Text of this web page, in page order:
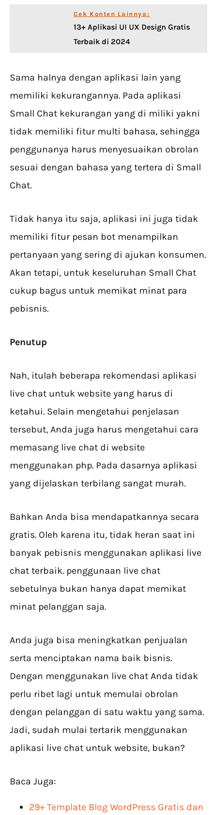
Cek Konten Lainnya:
13+ Aplikasi UI UX Design Gratis
Terbaik di 2024
Sama halnya dengan aplikasi lain yang
memiliki kekurangannya. Pada aplikasi
Small Chat kekurangan yang di miliki yakni
tidak memiliki fitur multi bahasa, sehingga
penggunanya harus menyesuaikan obrolan
sesuai dengan bahasa yang tertera di Small
Chat.
Tidak hanya itu saja, aplikasi ini juga tidak
memiliki fitur pesan bot menampilkan
pertanyaan yang sering di ajukan konsumen.
Akan tetapi, untuk keseluruhan Small Chat
cukup bagus untuk memikat minat para
pebisnis.
Penutup
Nah, itulah beberapa rekomendasi aplikasi
live chat untuk website yang harus di
ketahui. Selain mengetahui penjelasan
tersebut, Anda juga harus mengetahui cara
memasang live chat di website
menggunakan php. Pada dasarnya aplikasi
yang dijelaskan terbilang sangat murah.
Bahkan Anda bisa mendapatkannya secara
gratis. Oleh karena itu, tidak heran saat ini
banyak pebisnis menggunakan aplikasi live
chat terbaik. penggunaan live chat
sebetulnya bukan hanya dapat memikat
minat pelanggan saja.
Anda juga bisa meningkatkan penjualan
serta menciptakan nama baik bisnis.
Dengan menggunakan live chat Anda tidak
perlu ribet lagi untuk memulai obrolan
dengan pelanggan di satu waktu yang sama.
Jadi, sudah mulai tertarik menggunakan
aplikasi live chat untuk website, bukan?
Baca Juga:
29+ Template Blog WordPress Gratis dan